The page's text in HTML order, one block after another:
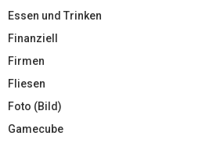
Essen und Trinken
Finanziell
Firmen
Fliesen
Foto (Bild)
Gamecube